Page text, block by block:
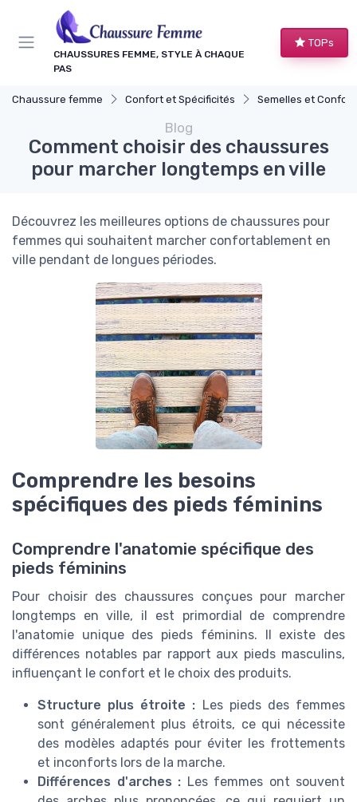
CHAUSSURES FEMME, STYLE À CHAQUE
PAS
TOPs
Chaussure femme Confort et Spécificités Semelles et Confort
Blog
Comment choisir des chaussures
pour marcher longtemps en ville
Découvrez les meilleures options de chaussures pour
femmes qui souhaitent marcher confortablement en
ville pendant de longues périodes.
Comprendre les besoins
spécifiques des pieds féminins
Comprendre l'anatomie spécifique des
pieds féminins
Pour choisir des chaussures conçues pour marcher
longtemps en ville, il est primordial de comprendre
l'anatomie unique des pieds féminins. Il existe des
différences notables par rapport aux pieds masculins,
influençant le confort et le choix des produits.
Structure plus étroite : Les pieds des femmes
sont généralement plus étroits, ce qui nécessite
des modèles adaptés pour éviter les frottements
et inconforts lors de la marche.
Différences d'arches : Les femmes ont souvent
Panneau de gestion des cookies